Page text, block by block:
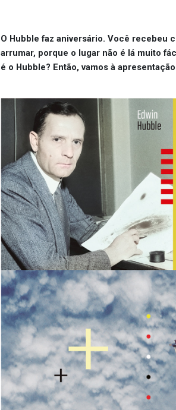
O Hubble faz aniversário. Você recebeu
arrumar, porque o lugar não é lá muito
é o Hubble? Então, vamos à